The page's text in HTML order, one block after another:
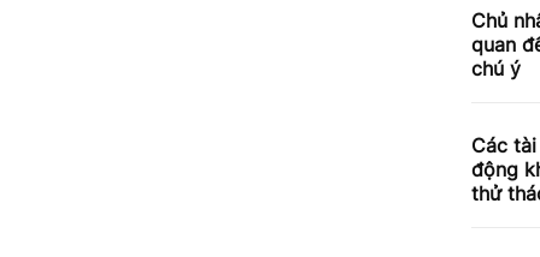
Chủ
quan
chú ý
Các
động
thử